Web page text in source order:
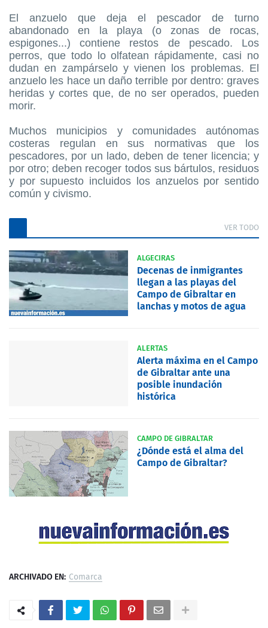
El anzuelo que deja el pescador de turno
abandonado en la playa (o zonas de rocas,
espigones...) contiene restos de pescado. Los
perros, que todo lo olfatean rápidamente, casi no
dudan en zampárselo y vienen los problemas. El
anzuelo les hace un daño terrible por dentro: graves
heridas y cortes que, de no ser operados, pueden
morir.
Muchos municipios y comunidades autónomas
costeras regulan en sus normativas que los
pescadores, por un lado, deben de tener licencia; y
por otro; deben recoger todos sus bártulos, residuos
y por supuesto incluidos los anzuelos por sentido
común y civismo.
VER TODO
ALGECIRAS
Decenas de inmigrantes
llegan a las playas del
Campo de Gibraltar en
lanchas y motos de agua
ALERTAS
Alerta máxima en el Campo
de Gibraltar ante una
posible inundación
histórica
CAMPO DE GIBRALTAR
¿Dónde está el alma del
Campo de Gibraltar?
ARCHIVADO EN: Comarca